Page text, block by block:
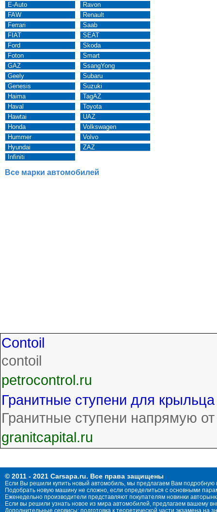
E-Auto
FAW
Ferrari
FIAT
Ford
Foton
GAZ
Geely
Genesis
Haima
Haval
Hawtai
Honda
Hummer
Hyundai
Infiniti
Ravon
Renault
Saab
SEAT
Skoda
Smart
SsangYong
Subaru
Suzuki
TagAZ
Toyota
UAZ
Volkswagen
Volvo
ZAZ
Все марки автомобилей
Contoil
contoil
petrocontrol.ru
Гранитные ступени для
Гранитные ступени напрямую
granitcapital.ru
© 2011 - 2021 Carsapa.ru. Все права защищены
Если Вы решили купить новый автомобиль, мы предлагаем Вам
Подобрать новую машину не сложно, если определиться с основными
Еженедельно производители представляют покупателям новинки
Если вы решили узнать новое из мира автомобилей, предлагаем вашему